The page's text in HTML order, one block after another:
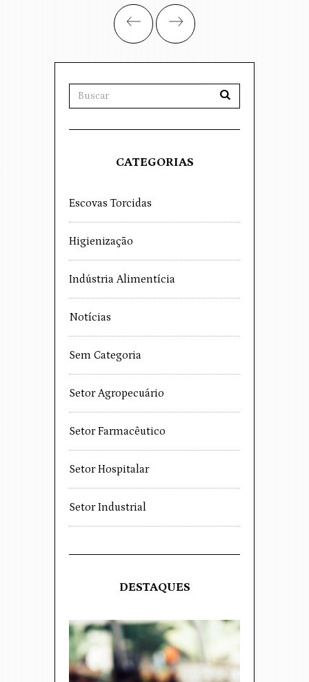
CATEGORIAS
Escovas Torcidas
Higienização
Indústria Alimentícia
Notícias
Sem Categoria
Setor Agropecuário
Setor Farmacêutico
Setor Hospitalar
Setor Industrial
DESTAQUES